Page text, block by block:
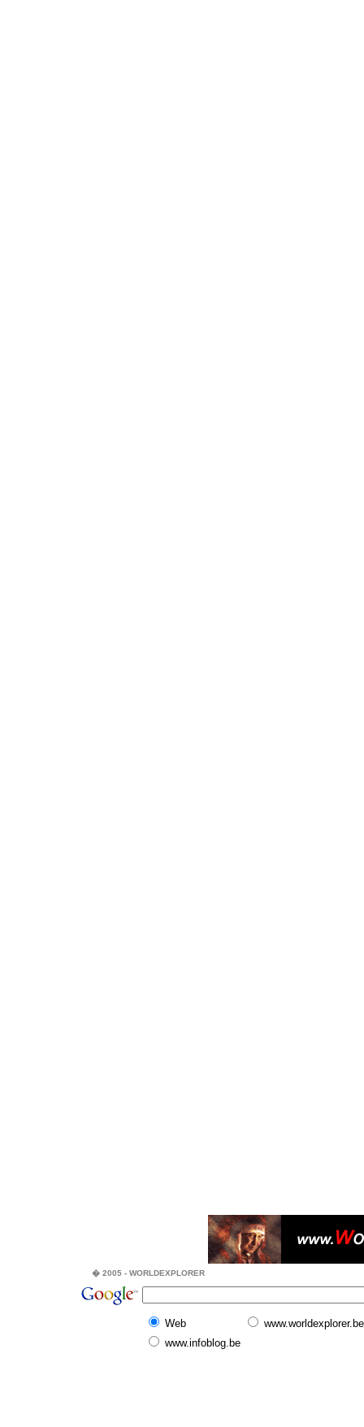
� 2005 - WORLDEXPLORER
Web
www.worldexplorer.be
www.infoblog.be